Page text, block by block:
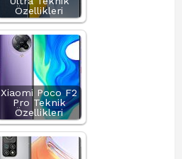
Özellikleri
Xiaomi Poco F2
Pro Teknik
Özellikleri